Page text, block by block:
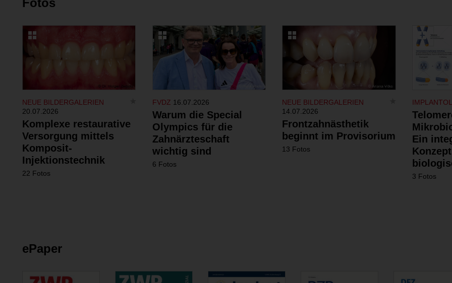
NEUE BILDERGALERIEN
20.07.2026
Komplexe restaurative
Versorgung mittels
Komposit-
Injektionstechnik
22 Fotos
FVDZ 16.07.2026
Warum die Special
Olympics für die
Zahnärzteschaft
wichtig sind
6 Fotos
NEUE BILDERGALERIEN
14.07.2026
Frontzahnästhetik
beginnt im Provisorium
13 Fotos
Ein
3 Fotos
ePaper